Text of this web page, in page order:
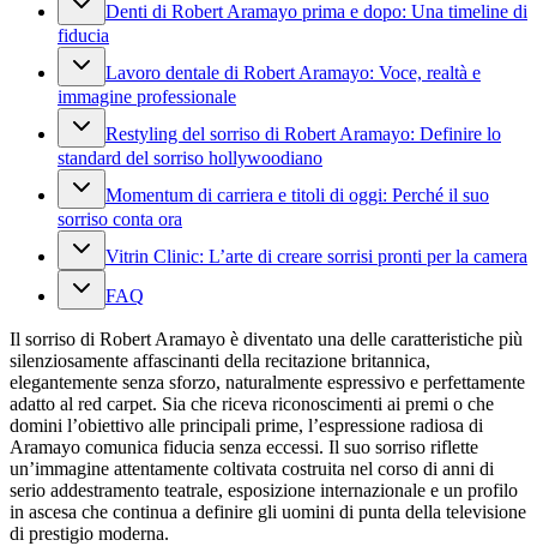
Denti di Robert Aramayo prima e dopo: Una timeline di
fiducia
Lavoro dentale di Robert Aramayo: Voce, realtà e
immagine professionale
Restyling del sorriso di Robert Aramayo: Definire lo
standard del sorriso hollywoodiano
Momentum di carriera e titoli di oggi: Perché il suo
sorriso conta ora
Vitrin Clinic: L’arte di creare sorrisi pronti per la camera
FAQ
Il sorriso di Robert Aramayo è diventato una delle caratteristiche più
silenziosamente affascinanti della recitazione britannica,
elegantemente senza sforzo, naturalmente espressivo e perfettamente
adatto al red carpet. Sia che riceva riconoscimenti ai premi o che
domini l’obiettivo alle principali prime, l’espressione radiosa di
Aramayo comunica fiducia senza eccessi. Il suo sorriso riflette
un’immagine attentamente coltivata costruita nel corso di anni di
serio addestramento teatrale, esposizione internazionale e un profilo
in ascesa che continua a definire gli uomini di punta della televisione
di prestigio moderna.